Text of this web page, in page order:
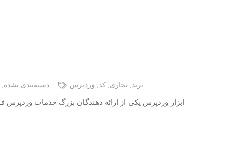
دسته‌بندی نشده برند ,تجاری ,کد وردپرس